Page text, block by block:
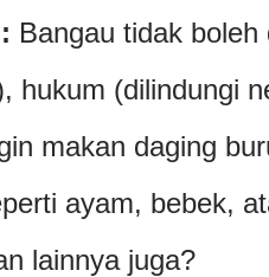
Bangau tidak
hukum (dilindungi
makan daging
ayam, bebek,
lainnya juga?